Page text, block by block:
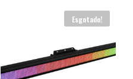
Esgotado!